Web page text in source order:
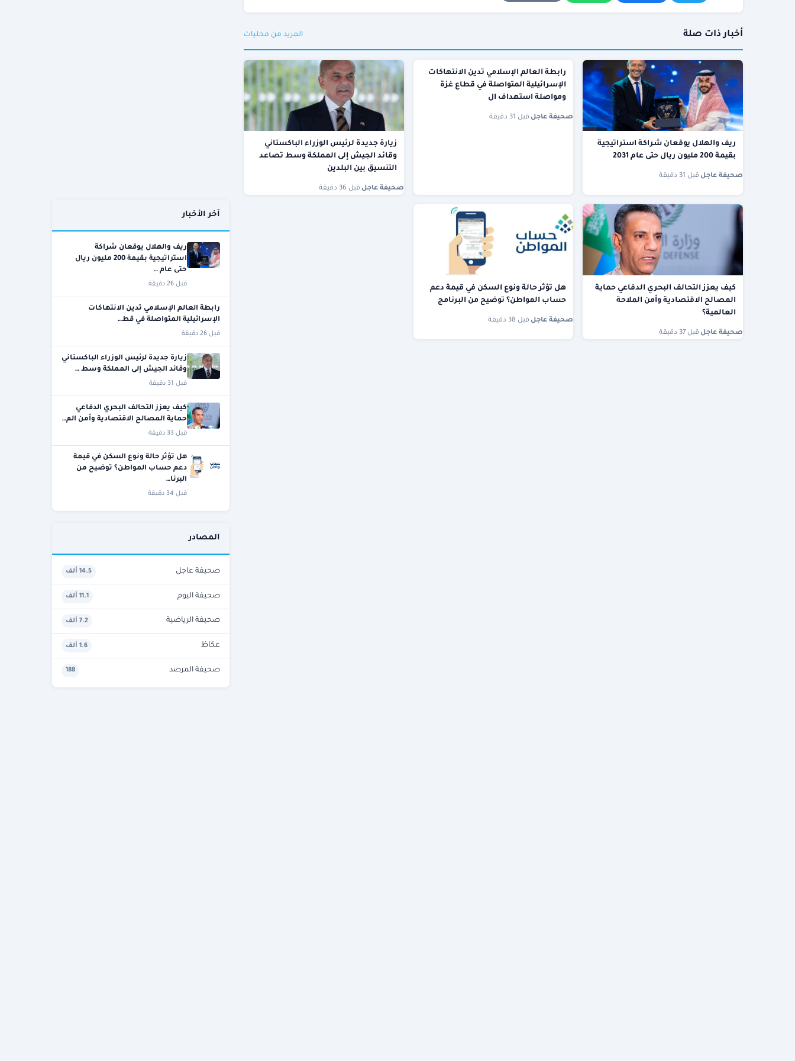
أخبار ذات صلة المزيد من محليات
ريف والهلال يوقعان شراكة استراتيجية
بقيمة 200 مليون ريال حتى عام 2031
صحيفة عاجل قبل 31 دقيقة
رابطة العالم الإسلامي تدين الانتهاكات
الإسرائيلية المتواصلة في قطاع غزة
ومواصلة استهداف ال
صحيفة عاجل قبل 31 دقيقة
زيارة جديدة لرئيس الوزراء الباكستاني
وقائد الجيش إلى المملكة وسط تصاعد
التنسيق بين البلدين
صحيفة عاجل قبل 36 دقيقة
كيف يعزز التحالف البحري الدفاعي حماية
المصالح الاقتصادية وأمن الملاحة
العالمية؟
صحيفة عاجل قبل 37 دقيقة
هل تؤثر حالة ونوع السكن في قيمة دعم
حساب المواطن؟ توضيح من البرنامج
صحيفة عاجل قبل 38 دقيقة
آخر الأخبار
ريف والهلال يوقعان شراكة
استراتيجية بقيمة 200 مليون ريال
حتى عام …
قبل 26 دقيقة
رابطة العالم الإسلامي تدين الانتهاكات
الإسرائيلية المتواصلة في قط…
قبل 26 دقيقة
زيارة جديدة لرئيس الوزراء الباكستاني
وقائد الجيش إلى المملكة وسط …
قبل 31 دقيقة
كيف يعزز التحالف البحري الدفاعي
حماية المصالح الاقتصادية وأمن الم…
قبل 33 دقيقة
هل تؤثر حالة ونوع السكن في قيمة
دعم حساب المواطن؟ توضيح من
البرنا…
قبل 34 دقيقة
المصادر
صحيفة عاجل 14.5 ألف
صحيفة اليوم 11.1 ألف
صحيفة الرياضية 7.2 ألف
عكاظ 1.6 ألف
صحيفة المرصد 188